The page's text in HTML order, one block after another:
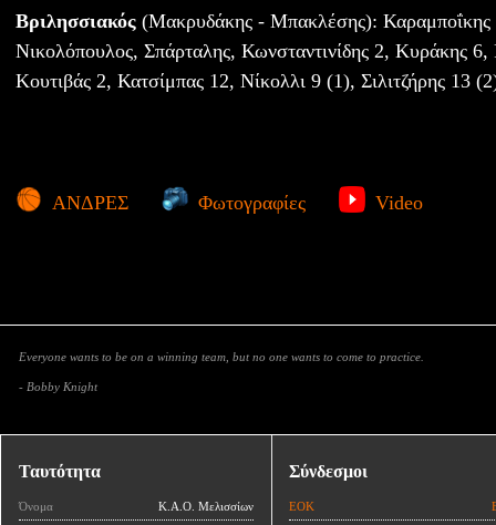
Βριλησσιακός (Μακρυδάκης - Μπακλέσης):
Νικολόπουλος, Σπάρταλης, Κωνσταντινίδης 2, Κυράκης
Κουτιβάς 2, Κατσίμπας 12, Νίκολλι 9 (1), Σιλιτζήρης 13
ΑΝΔΡΕΣ Φωτογραφίες Video
Everyone wants to be on a winning team, but no one wants to come to practice.
- Bobby Knight
Ταυτότητα
Όνομα Κ.Α.Ο. Μελισσίων
Σύνδεσμοι
ΕΟΚ